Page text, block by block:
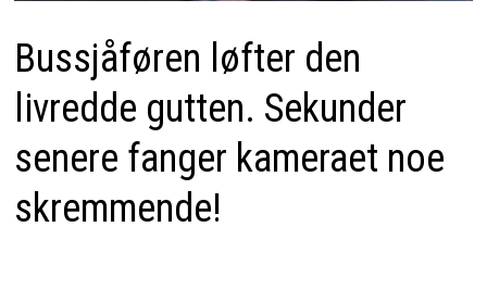
Bussjåføren løfter den
livredde gutten. Sekunder
senere fanger kameraet noe
skremmende!